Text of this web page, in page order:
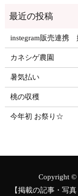
instegram販売連携
カネシゲ農園
暑気払い
桃の収穫
今年初 お祭り☆
Copyright ©
【掲載の記事・写